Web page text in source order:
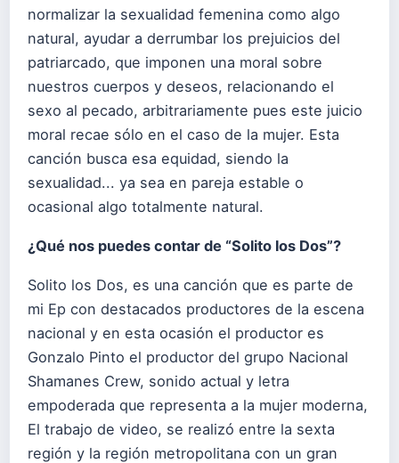
normalizar la sexualidad femenina como algo
natural, ayudar a derrumbar los prejuicios del
patriarcado, que imponen una moral sobre
nuestros cuerpos y deseos, relacionando el
sexo al pecado, arbitrariamente pues este juicio
moral recae sólo en el caso de la mujer. Esta
canción busca esa equidad, siendo la
sexualidad... ya sea en pareja estable o
ocasional algo totalmente natural.
¿Qué nos puedes contar de “Solito los Dos”?
Solito los Dos, es una canción que es parte de
mi Ep con destacados productores de la escena
nacional y en esta ocasión el productor es
Gonzalo Pinto el productor del grupo Nacional
Shamanes Crew, sonido actual y letra
empoderada que representa a la mujer moderna,
El trabajo de video, se realizó entre la sexta
región y la región metropolitana con un gran